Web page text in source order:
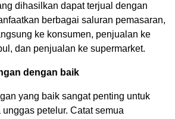
dihasilkan dapat terjual dengan
berbagai saluran pemasaran,
ke konsumen, penjualan ke
dan penjualan ke supermarket.
dengan baik
yang baik sangat penting untuk
petelur. Catat semua